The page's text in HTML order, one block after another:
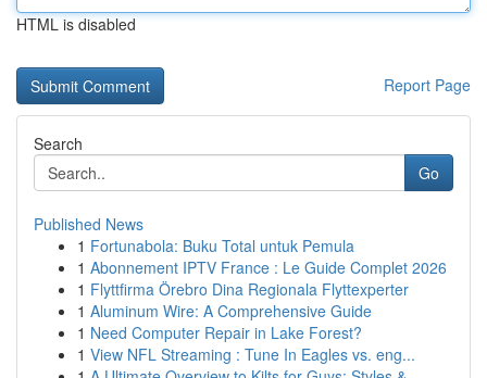
HTML is disabled
Report Page
Search
Go
Published News
1 Fortunabola: Buku Total untuk Pemula
1 Abonnement IPTV France : Le Guide Complet 2026
1 Flyttfirma Örebro Dina Regionala Flyttexperter
1 Aluminum Wire: A Comprehensive Guide
1 Need Computer Repair in Lake Forest?
1 View NFL Streaming : Tune In Eagles vs. eng...